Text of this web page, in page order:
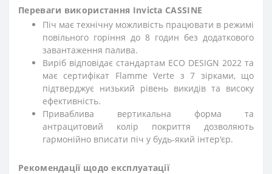
Переваги використання Invicta CASSINE
Піч має технічну можливість працювати в режимі
повільного горіння до 8 годин без додаткового
завантаження палива.
Виріб відповідає стандартам ECO DESIGN 2022 та
має сертифікат Flamme Verte з 7 зірками, що
підтверджує низький рівень викидів та високу
ефективність.
Приваблива вертикальна форма та
антрацитовий колір покриття дозволяють
гармонійно вписати піч у будь-який інтер'єр.
Рекомендації щодо експлуатації